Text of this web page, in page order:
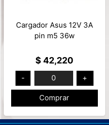
Cargador Asus 12V 3A
pin m5 36w
$ 42,220
- 0 +
Comprar